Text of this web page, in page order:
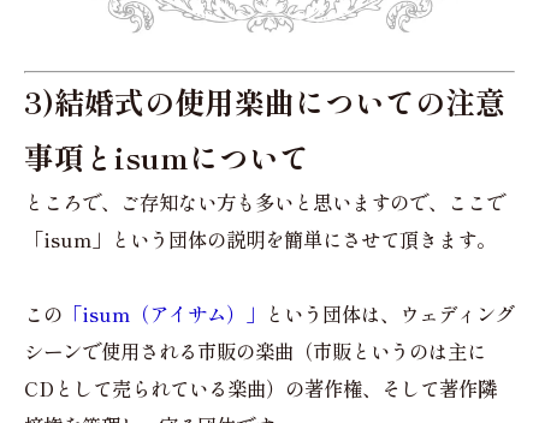
3)結婚式の使用楽曲についての注意
事項とisumについて
ところで、ご存知ない方も多いと思いますので、ここで
「isum」という団体の説明を簡単にさせて頂きます。
この 「isum（アイサム）」 という団体は、ウェディング
シーンで使用される市販の楽曲（市販というのは主に
CDとして売られている楽曲）の著作権、そして著作隣